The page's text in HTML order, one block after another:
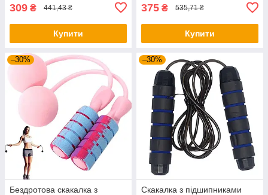
309 ₴ 441,43 ₴
Купити
375 ₴ 535,71 ₴
Купити
–30%
Бездротова скакалка з
–30%
Скакалка з підшипниками